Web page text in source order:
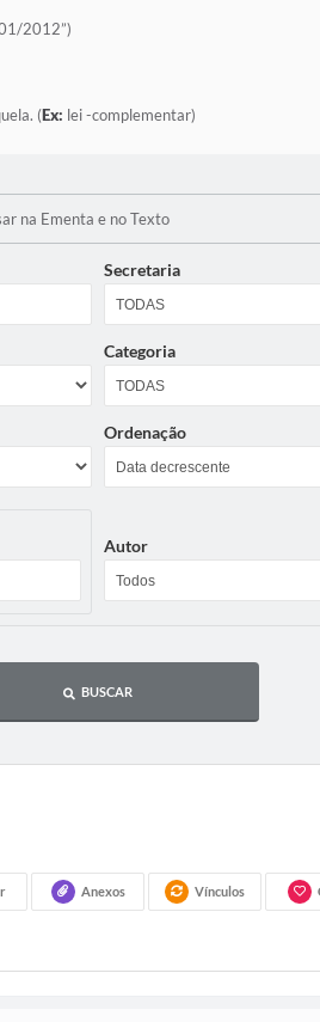
2012”)
(Ex: lei -complementar)
na Ementa e no Texto
Secretaria
Categoria
Ordenação
Autor
BUSCAR
Anexos Vínculos